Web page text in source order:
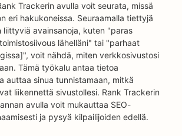
Trackerin avulla voit seurata, missä
eri hakukoneissa. Seuraamalla tiettyjä
liittyviä avainsanoja, kuten "paras
lähelläni" tai "parhaat
voit nähdä, miten verkkosivustosi
Tämä työkalu antaa tietoa
auttaa sinua tunnistamaan, mitkä
liikennettä sivustollesi. Rank Trackerin
avulla voit mukauttaa SEO-
ja pysyä kilpailijoiden edellä.